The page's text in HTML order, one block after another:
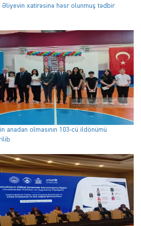
Əliyevin xatirəsinə həsr olunmuş tədbir
anadan olmasının 103-cü ildönümü